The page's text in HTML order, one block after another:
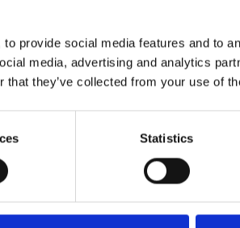
provide social media features and to
media, advertising and analytics
that they’ve collected from your use of
Statistics